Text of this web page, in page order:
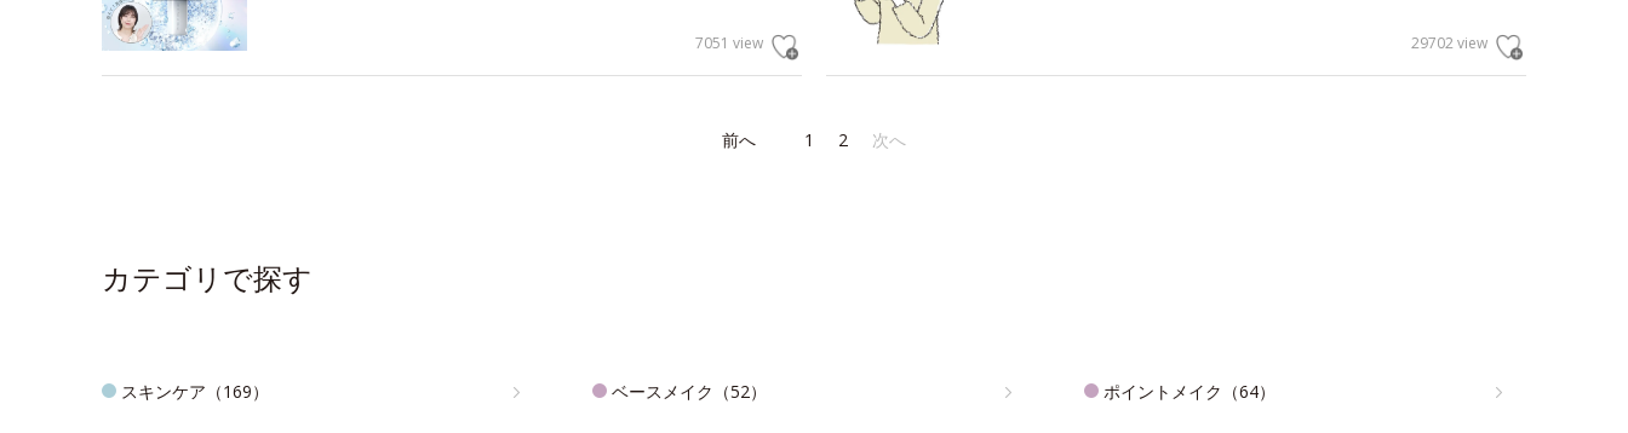
7051 view 29702 view
前へ 1 2 次へ
カテゴリで探す
スキンケア（169） ベースメイク（52） ポイントメイク（64）